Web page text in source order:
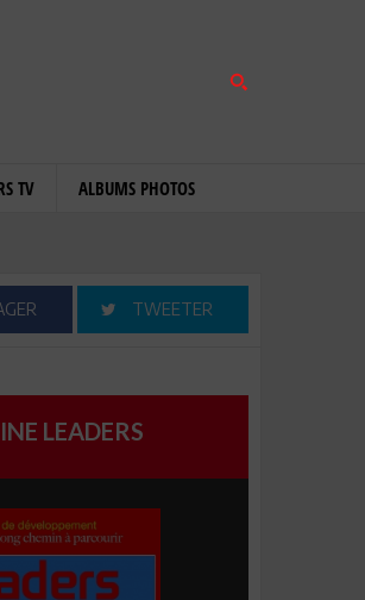
TV ALBUMS PHOTOS
TWEETER
LEADERS